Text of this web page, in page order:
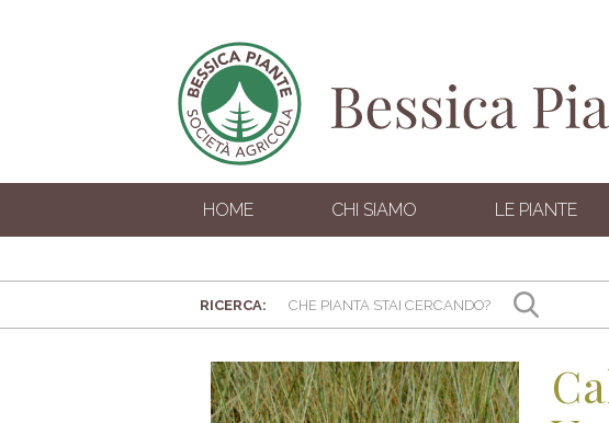
HOME CHI SIAMO LE PIANTE
RICERCA: